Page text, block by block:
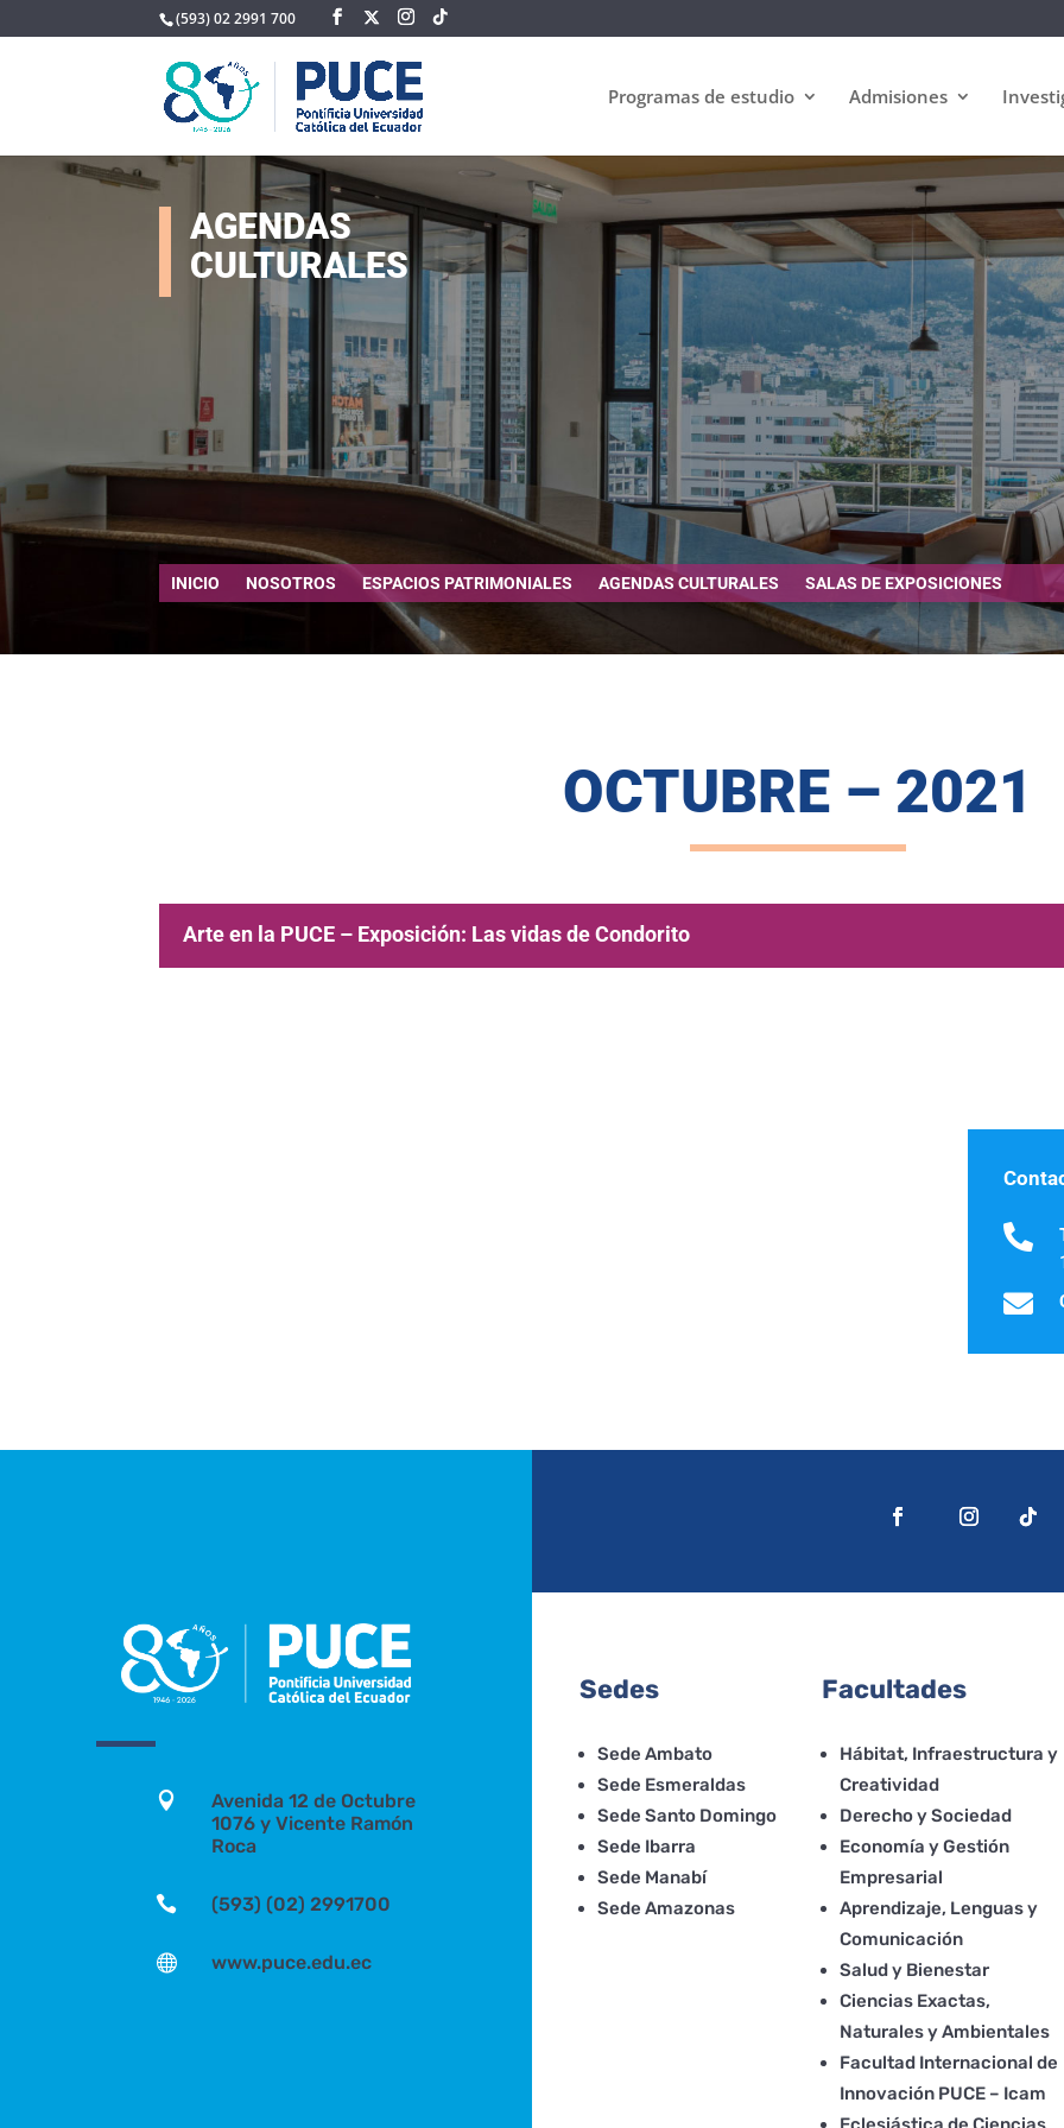
(593) 02 2991 700
Programas de estudio Admisiones
AGENDAS
CULTURALES
INICIO NOSOTROS ESPACIOS PATRIMONIALES AGENDAS CULTURALES SALAS DE EXPOSICIONES
OCTUBRE – 2021
Arte en la PUCE – Exposición: Las vidas de Condorito



Avenida 12 de Octubre
1076 y Vicente Ramón
Roca
 (593) (02) 2991700
 www.puce.edu.ec
Sedes
Sede Ambato
Sede Esmeraldas
Sede Santo Domingo
Sede Ibarra
Sede Manabí
Sede Amazonas
Facultades
Hábitat, Infraestructura y
Creatividad
Derecho y Sociedad
Economía y Gestión
Empresarial
Aprendizaje, Lenguas y
Comunicación
Salud y Bienestar
Ciencias Exactas,
Naturales y Ambientales
Facultad Internacional de
Innovación PUCE – Icam